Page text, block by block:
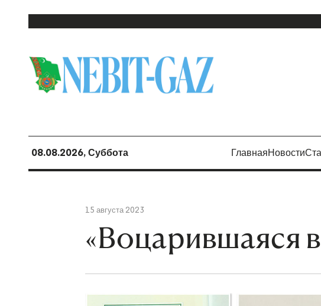
08.08.2026, Суббота ГлавнаяНовости
15 августа 2023
«Воцарившаяся